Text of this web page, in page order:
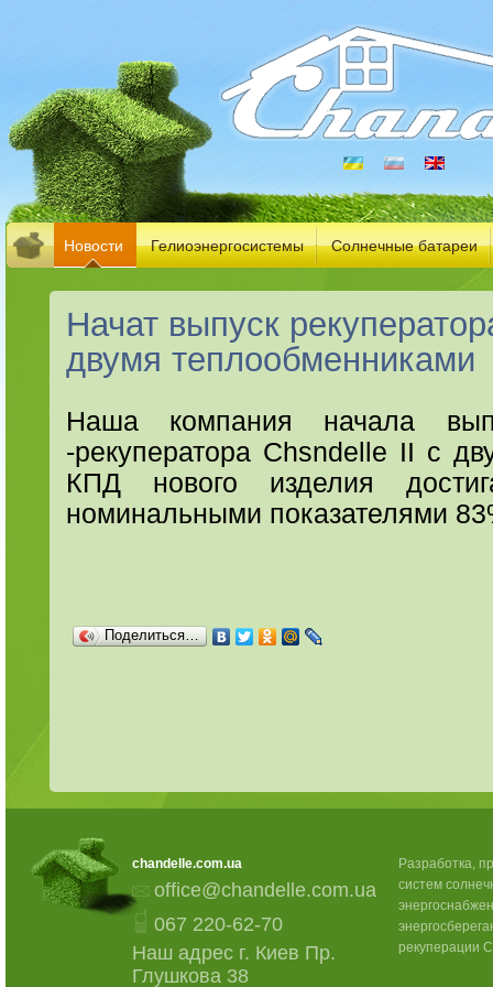
Новости Гелиоэнергосистемы Солнечные батареи
Начат выпуск
двумя теплообменниками
Наша компания начала
-рекуператора Chsndelle II с
КПД нового изделия
номинальными показателями
Поделиться…
chandelle.com.ua
office@chandelle.com.ua
067 220-62-70
Наш адрес г. Киев Пр.
Глушкова 38
Разработка,
систем
рекуперации